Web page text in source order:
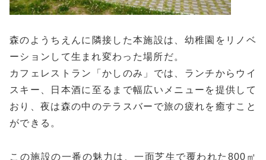
森のようちえんに隣接した本施設は、幼稚園をリノベ
ーションして生まれ変わった場所だ。
カフェレストラン「かしのみ」では、ランチからウイ
スキー、日本酒に至るまで幅広いメニューを提供して
おり、夜は森の中のテラスバーで旅の疲れを癒すこと
ができる。
この施設の一番の魅力は、一面芝生で覆われた800㎡